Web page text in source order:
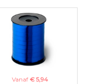
Vanaf € 5,94